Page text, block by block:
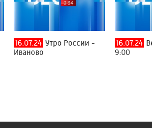
16.07.24 Утро России -
Иваново
16.07.24
9:00